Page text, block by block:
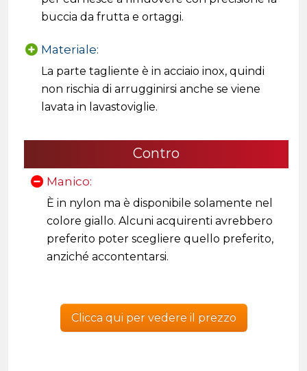
buccia da frutta e ortaggi.
Materiale:
La parte tagliente è in acciaio inox, quindi
non rischia di arrugginirsi anche se viene
lavata in lavastoviglie.
Contro
Manico:
È in nylon ma è disponibile solamente nel
colore giallo. Alcuni acquirenti avrebbero
preferito poter scegliere quello preferito,
anziché accontentarsi.
Clicca qui per vedere il prezzo